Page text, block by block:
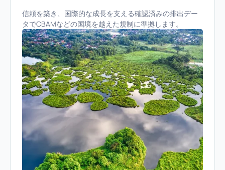
信頼を築き、国際的な成長を支える確認済みの排出デー
タでCBAMなどの国境を越えた規制に準拠します。